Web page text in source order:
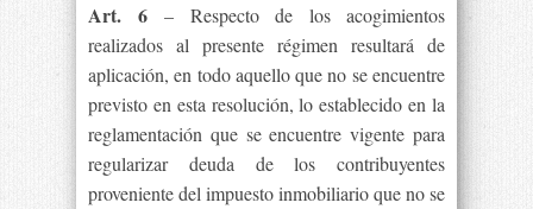
Art. 6 – Respecto de los acogimientos
realizados al presente régimen resultará de
aplicación, en todo aquello que no se encuentre
previsto en esta resolución, lo establecido en la
reglamentación que se encuentre vigente para
regularizar deuda de los contribuyentes
proveniente del impuesto inmobiliario que no se